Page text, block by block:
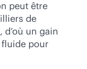
peut être
de
un gain
fluide pour